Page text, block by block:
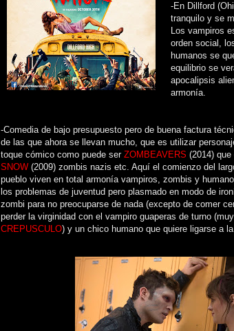
-En Dillford
tranquilo y se
Los vampiros
orden social,
humanos se
equilibrio se
apocalipsis
armonía.
-Comedia de bajo presupuesto pero de buena factura
de las que ahora se llevan mucho, que es utilizar
toque cómico como puede ser ZOMBEAVERS (2014)
SNOW (2009) zombis nazis etc. Aquí el comienzo del
pueblo viven en total armonía vampiros, zombis y
los problemas de juventud pero plasmado en modo de
zombi para no preocuparse de nada (excepto de comer
perder la virginidad con el vampiro guaperas de turno
CREPUSCULO) y un chico humano que quiere ligarse a